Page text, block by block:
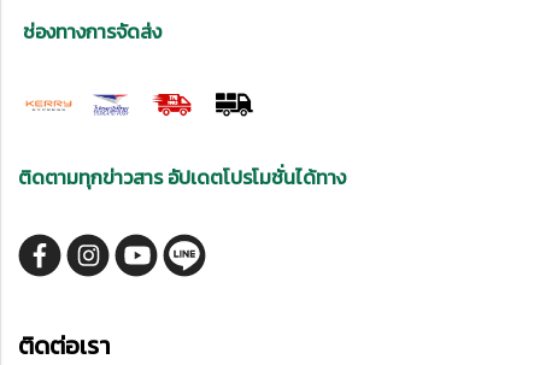
ช่องทางการจัดส่ง
ติดตามทุกข่าวสาร อัปเดตโปรโมชั่นได้ทาง
ติดต่อเรา